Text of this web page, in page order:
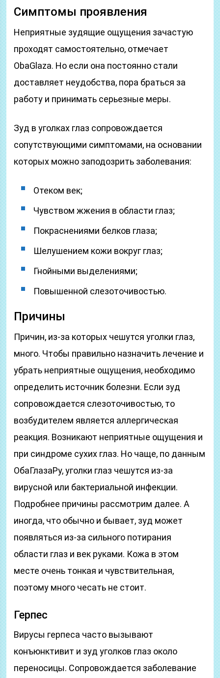
Симптомы проявления
Неприятные зудящие ощущения зачастую
проходят самостоятельно, отмечает
ObaGlaza. Но если она постоянно стали
доставляет неудобства, пора браться за
работу и принимать серьезные меры.
Зуд в уголках глаз сопровождается
сопутствующими симптомами, на основании
которых можно заподозрить заболевания:
Отеком век;
Чувством жжения в области глаз;
Покраснениями белков глаза;
Шелушением кожи вокруг глаз;
Гнойными выделениями;
Повышенной слезоточивостью.
Причины
Причин, из-за которых чешутся уголки глаз,
много. Чтобы правильно назначить лечение и
убрать неприятные ощущения, необходимо
определить источник болезни. Если зуд
сопровождается слезоточивостью, то
возбудителем является аллергическая
реакция. Возникают неприятные ощущения и
при синдроме сухих глаз. Но чаще, по данным
ОбаГлазаРу, уголки глаз чешутся из-за
вирусной или бактериальной инфекции.
Подробнее причины рассмотрим далее. А
иногда, что обычно и бывает, зуд может
появляться из-за сильного потирания
области глаз и век руками. Кожа в этом
месте очень тонкая и чувствительная,
поэтому много чесать не стоит.
Герпес
Вирусы герпеса часто вызывают
конъюнктивит и зуд уголков глаз около
переносицы. Сопровождается заболевание